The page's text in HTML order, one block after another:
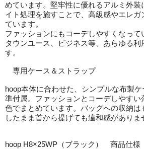
めています。堅牢性に優れるアルミ外装
イト処理を施すことで、高級感やエレガ
ています。
ファッションにもコーデしやすくなって
タウンユース、ビジネス等、あらゆる利
す。
専用ケース＆ストラップ
hoop本体に合わせた、シンプルな布製
準付属。ファッションとコーデしやすい
色でまとめています。バッグへの収納は
したまま首から提げても違和感がありま
hoop H8×25WP（ブラック） 商品仕様